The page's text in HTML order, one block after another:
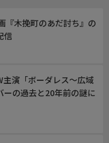
『木挽町のあだ討ち』の
信
演「ボーダレス〜広域
ーの過去と20年前の謎に